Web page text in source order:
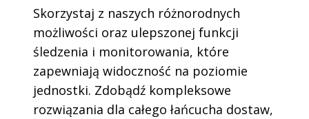
Skorzystaj z naszych różnorodnych
możliwości oraz ulepszonej funkcji
śledzenia i monitorowania, które
zapewniają widoczność na poziomie
jednostki. Zdobądź kompleksowe
rozwiązania dla całego łańcucha dostaw,